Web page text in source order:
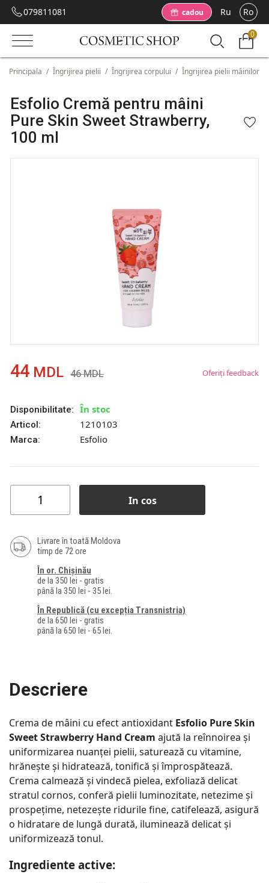
079811081 cadou Ru Ro
0
Principala / Îngrijirea pielii / Îngrijirea corpului / Îngrijirea pielii mâinilor
Esfolio Cremă pentru mâini
Pure Skin Sweet Strawberry,
100 ml
44 MDL 46MDL Oferiți feedback
Disponibilitate: În stoc
Articol: 1210103
Marca: Esfolio
In cos
Livrare în toată Moldova
timp de 72 ore
În or. Chișinău
de la 350 lei - gratis
până la 350 lei - 35 lei.
În Republică (cu excepția Transnistria)
de la 650 lei - gratis
până la 650 lei - 65 lei.
Descriere
Crema de mâini cu efect antioxidant Esfolio Pure Skin
Sweet Strawberry Hand Cream ajută la reînnoirea și
uniformizarea nuanței pielii, saturează cu vitamine,
hrănește și hidratează, tonifică și împrospătează.
Crema calmează și vindecă pielea, exfoliază delicat
stratul cornos, conferă pielii luminozitate, netezime și
prospețime, netezește ridurile fine, catifelează, asigură
o hidratare de lungă durată, iluminează delicat și
uniformizează tonul.
Ingrediente active: